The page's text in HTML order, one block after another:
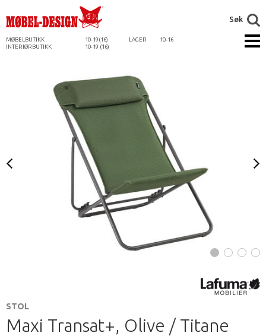
MØBELBUTIKK 10-19(16) LAGER
10-16
INTERIØRBUTIKK
10-19 (16)
Søk
STOL
Maxi Transat+, Olive / Titane